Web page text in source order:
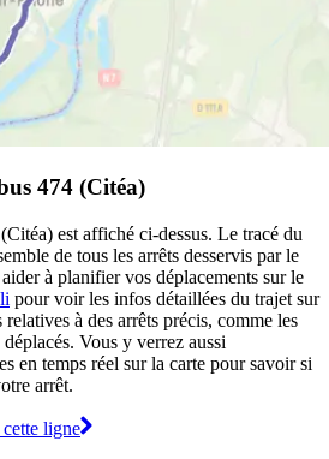
474 (Citéa)
est affiché ci-dessus. Le tracé du
de tous les arrêts desservis par le
à planifier vos déplacements sur le
pour voir les infos détaillées du trajet sur
à des arrêts précis, comme les
Vous y verrez aussi
en temps réel sur la carte pour savoir si
arrêt.
ligne